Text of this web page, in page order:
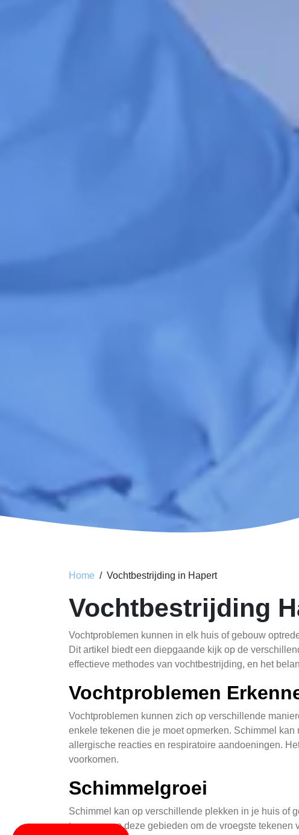
Home Vochtbestrijding in Hapert
Vochtbestrijding
Vochtproblemen kunnen in elk huis of gebouw
Dit artikel biedt een diepgaande kijk op de
effectieve methodes van vochtbestrijding, en het
Vochtproblemen
Vochtproblemen kunnen zich op verschillende
enkele tekenen die je moet opmerken. Schimmel
allergische reacties en respiratoire aandoeningen.
voorkomen.
Schimmelgroei
Schimmel kan op verschillende plekken in je huis of
te voeren op deze gebieden om de vroegste